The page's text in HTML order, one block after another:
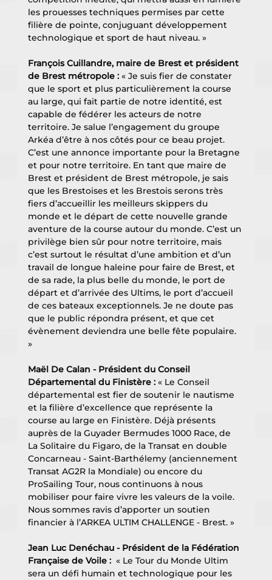
les prouesses techniques permises par cette
filière de pointe, conjuguant développement
technologique et sport de haut niveau. »
François Cuillandre, maire de Brest et président
de Brest métropole : « Je suis fier de constater
que le sport et plus particulièrement la course
au large, qui fait partie de notre identité, est
capable de fédérer les acteurs de notre
territoire. Je salue l’engagement du groupe
Arkéa d’être à nos côtés pour ce beau projet.
C’est une annonce importante pour la Bretagne
et pour notre territoire. En tant que maire de
Brest et président de Brest métropole, je sais
que les Brestoises et les Brestois serons très
fiers d’accueillir les meilleurs skippers du
monde et le départ de cette nouvelle grande
aventure de la course autour du monde. C’est un
privilège bien sûr pour notre territoire, mais
c’est surtout le résultat d’une ambition et d’un
travail de longue haleine pour faire de Brest, et
de sa rade, la plus belle du monde, le port de
départ et d’arrivée des Ultims, le port d’accueil
de ces bateaux exceptionnels. Je ne doute pas
que le public répondra présent, et que cet
évènement deviendra une belle fête populaire.
»
Maël De Calan - Président du Conseil
Départemental du Finistère : « Le Conseil
départemental est fier de soutenir le nautisme
et la filière d’excellence que représente la
course au large en Finistère. Déjà présents
auprès de la Guyader Bermudes 1000 Race, de
La Solitaire du Figaro, de la Transat en double
Concarneau - Saint-Barthélemy (anciennement
Transat AG2R la Mondiale) ou encore du
ProSailing Tour, nous continuons à nous
mobiliser pour faire vivre les valeurs de la voile.
Nous sommes ravis d’apporter un soutien
financier à l’ARKEA ULTIM CHALLENGE - Brest. »
Jean Luc Denéchau - Président de la Fédération
Française de Voile : « Le Tour du Monde Ultim
sera un défi humain et technologique pour les